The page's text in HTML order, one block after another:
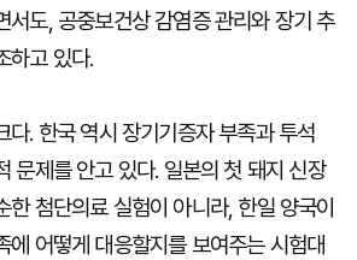
서도, 공중보건상 감염증 관리와 장기 추
하고 있다.
다. 한국 역시 장기기증자 부족과 투석
문제를 안고 있다. 일본의 첫 돼지 신장
한 첨단의료 실험이 아니라, 한일 양국이
에 어떻게 대응할지를 보여주는 시험대